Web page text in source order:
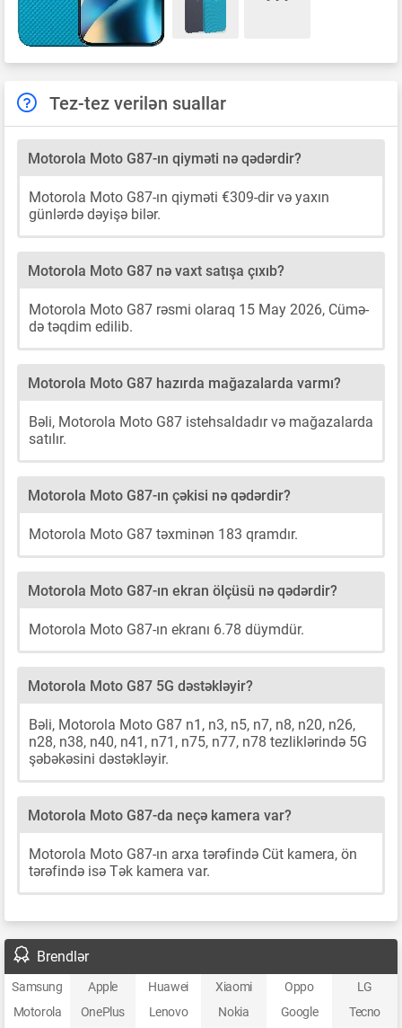
Tez-tez verilən suallar
Motorola Moto G87-ın qiyməti nə qədərdir?
Motorola Moto G87-ın qiyməti €309-dir və yaxın
günlərdə dəyişə bilər.
Motorola Moto G87 nə vaxt satışa çıxıb?
Motorola Moto G87 rəsmi olaraq 15 May 2026, Cümə-
də təqdim edilib.
Motorola Moto G87 hazırda mağazalarda varmı?
Bəli, Motorola Moto G87 istehsaldadır və mağazalarda
satılır.
Motorola Moto G87-ın çəkisi nə qədərdir?
Motorola Moto G87 təxminən 183 qramdır.
Motorola Moto G87-ın ekran ölçüsü nə qədərdir?
Motorola Moto G87-ın ekranı 6.78 düymdür.
Motorola Moto G87 5G dəstəkləyir?
Bəli, Motorola Moto G87 n1, n3, n5, n7, n8, n20, n26,
n28, n38, n40, n41, n71, n75, n77, n78 tezliklərində 5G
şəbəkəsini dəstəkləyir.
Motorola Moto G87-da neçə kamera var?
Motorola Moto G87-ın arxa tərəfində Cüt kamera, ön
tərəfində isə Tək kamera var.
Brendlər
Samsung Apple Huawei Xiaomi Oppo
LG
Motorola
OnePlus Lenovo Nokia Google
Tecno